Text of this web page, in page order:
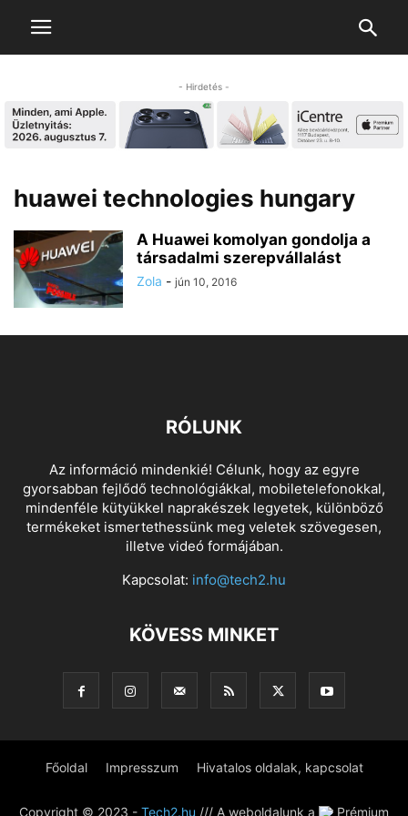
- Hirdetés -
huawei technologies hungary
A Huawei komolyan gondolja a
társadalmi szerepvállalást
Zola - jún 10, 2016
RÓLUNK
Az információ mindenkié! Célunk, hogy az egyre
gyorsabban fejlődő technológiákkal, mobiletelefonokkal,
mindenféle kütyükkel naprakészek legyetek, különböző
termékeket ismertethessünk meg veletek szövegesen,
illetve videó formájában.
Kapcsolat: info@tech2.hu
KÖVESS MINKET
Főoldal Impresszum Hivatalos oldalak, kapcsolat
Copyright © 2023 - Tech2.hu /// A weboldalunk a Prémium